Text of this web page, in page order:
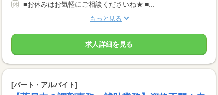
■お休みはお気軽にご相談くださいね★ ■...
もっと見る
求人詳細を見る
[パート・アルバイト]